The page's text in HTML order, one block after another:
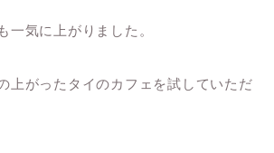
一気に上がりました。
上がったタイのカフェを試していただ